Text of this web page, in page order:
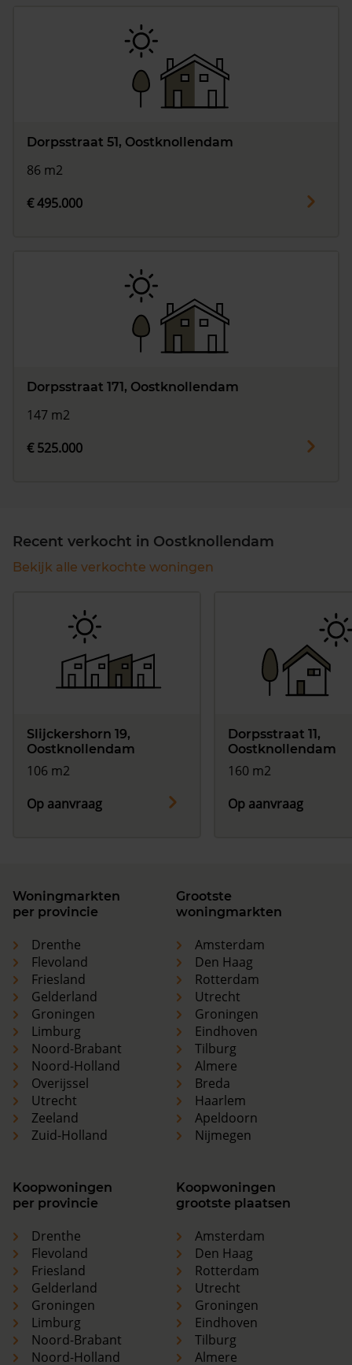
Dorpsstraat 51, Oostknollendam
86 m2
€ 495.000
Dorpsstraat 171, Oostknollendam
147 m2
€ 525.000
Recent verkocht in Oostknollendam
Bekijk alle verkochte woningen
Slijckershorn 19,
Oostknollendam
106 m2
Op aanvraag
Dorpsstraat 11,
Oostknollendam
160 m2
Op aanvraag
Woningmarkten
per provincie
Drenthe
Flevoland
Friesland
Gelderland
Groningen
Limburg
Noord-Brabant
Noord-Holland
Overijssel
Utrecht
Zeeland
Zuid-Holland
Grootste
woningmarkten
Amsterdam
Den Haag
Rotterdam
Utrecht
Groningen
Eindhoven
Tilburg
Almere
Breda
Haarlem
Apeldoorn
Nijmegen
Koopwoningen
per provincie
Drenthe
Flevoland
Friesland
Gelderland
Groningen
Limburg
Noord-Brabant
Noord-Holland
Koopwoningen
grootste plaatsen
Amsterdam
Den Haag
Rotterdam
Utrecht
Groningen
Eindhoven
Tilburg
Almere